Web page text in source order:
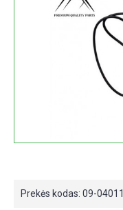
Prekės kodas: 09-04011